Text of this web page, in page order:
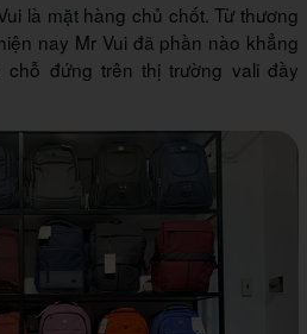
là mặt hàng chủ chốt. Từ thương
nay Mr Vui đã phần nào khẳng
đứng trên thị trường vali đầy